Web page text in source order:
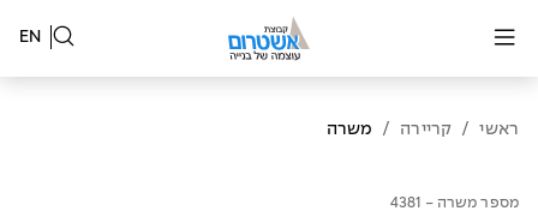
EN
ראשי / קריירה / משרה
מספר משרה - 4381